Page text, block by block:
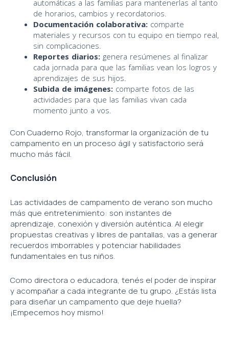
automáticas a las familias para mantenerlas al tanto
de horarios, cambios y recordatorios.
Documentación colaborativa: comparte
materiales y recursos con tu equipo en tiempo real,
sin complicaciones.
Reportes diarios: genera resúmenes al finalizar
cada jornada para que las familias vean los logros y
aprendizajes de sus hijos.
Subida de imágenes: comparte fotos de las
actividades para que las familias vivan cada
momento junto a vos.
Con Cuaderno Rojo, transformar la organización de tu
campamento en un proceso ágil y satisfactorio será
mucho más fácil.
Conclusión
Las actividades de campamento de verano son mucho
más que entretenimiento: son instantes de
aprendizaje, conexión y diversión auténtica. Al elegir
propuestas creativas y libres de pantallas, vas a generar
recuerdos imborrables y potenciar habilidades
fundamentales en tus niños.
Como directora o educadora, tenés el poder de inspirar
y acompañar a cada integrante de tu grupo. ¿Estás lista
para diseñar un campamento que deje huella?
¡Empecemos hoy mismo!